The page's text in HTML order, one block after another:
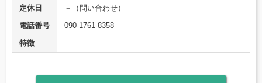
定休日
－（問い合わせ）
電話番号
090-1761-8358
特徴